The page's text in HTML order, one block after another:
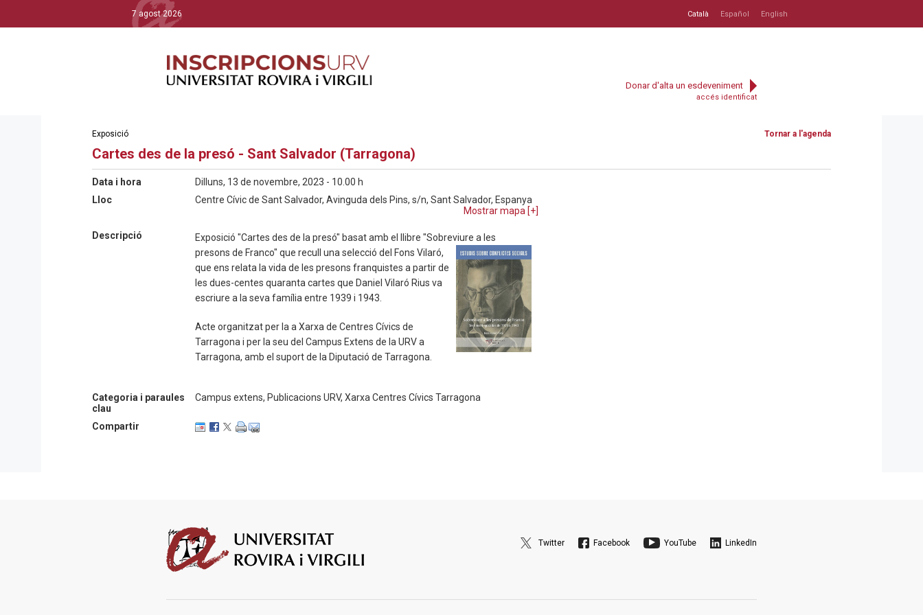
7 agost 2026 Català Español English
Donar d'alta un esdeveniment
accés identificat
Exposició Tornar a l'agenda
Cartes des de la presó - Sant Salvador (Tarragona)
Data i hora
Dilluns, 13 de novembre, 2023 - 10.00 h
Lloc
Centre Cívic de Sant Salvador, Avinguda dels Pins, s/n, Sant Salvador, Espanya
Mostrar mapa [+]
Descripció
Exposició "Cartes des de la presó" basat amb el llibre "Sobreviure a les
presons de Franco" que recull una selecció del Fons Vilaró,
que ens relata la vida de les presons franquistes a partir de
les dues-centes quaranta cartes que Daniel Vilaró Rius va
escriure a la seva família entre 1939 i 1943.
Acte organitzat per la a Xarxa de Centres Cívics de
Tarragona i per la seu del Campus Extens de la URV a
Tarragona, amb el suport de la Diputació de Tarragona.
Categoria i paraules
clau
Campus extens, Publicacions URV, Xarxa Centres Cívics Tarragona
Compartir
Twitter Facebook YouTube LinkedIn